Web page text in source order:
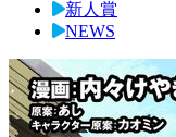
新人賞
NEWS